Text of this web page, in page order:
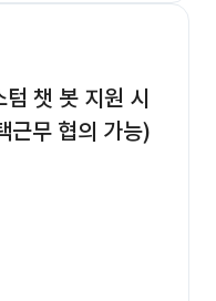
챗 봇 지원 시
무 협의 가능)